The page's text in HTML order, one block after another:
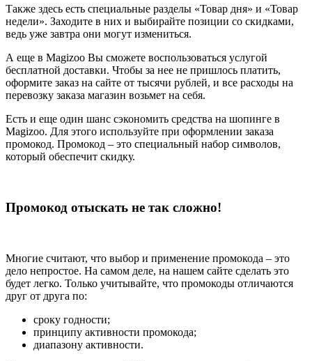
Также здесь есть специальные разделы «Товар дня» и «Товар
недели». Заходите в них и выбирайте позиции со скидками,
ведь уже завтра они могут измениться.
А еще в Magizoo Вы сможете воспользоваться услугой
бесплатной доставки. Чтобы за нее не пришлось платить,
оформите заказ на сайте от тысячи рублей, и все расходы на
перевозку заказа магазин возьмет на себя.
Есть и еще один шанс сэкономить средства на шопинге в
Magizoo. Для этого используйте при оформлении заказа
промокод. Промокод – это специальный набор символов,
который обеспечит скидку.
Промокод отыскать не так сложно!
Многие считают, что выбор и применение промокода – это
дело непростое. На самом деле, на нашем сайте сделать это
будет легко. Только учитывайте, что промокоды отличаются
друг от друга по:
сроку годности;
принципу активности промокода;
диапазону активности.